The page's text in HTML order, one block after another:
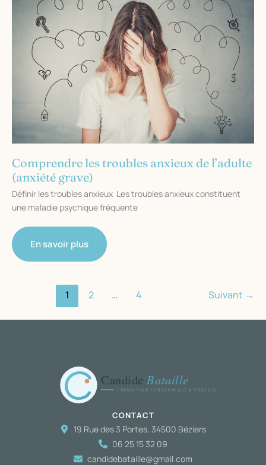
Comprendre les troubles anxieux de l’adulte
(anxiété grave)
Définir les troubles anxieux Les troubles anxieux constituent
une maladie psychique fréquente
Comprendre
anxieux
l’adulte
En savoir plus
1 2 … 4 Suivant →
CONTACT
19 Rue des 3 Portes, 34500 Béziers
06 25 15 32 09
candidebataille@gmail.com